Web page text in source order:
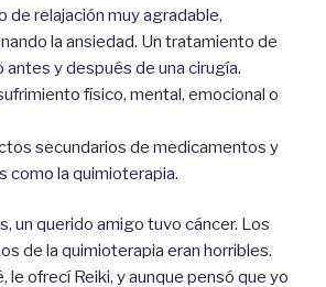
de relajación muy agradable,
la ansiedad. Un tratamiento de
antes y después de una cirugía.
físico, mental, emocional o
secundarios de medicamentos y
como la quimioterapia.
un querido amigo tuvo cáncer. Los
de la quimioterapia eran horribles.
le ofrecí Reiki, y aunque pensó que yo